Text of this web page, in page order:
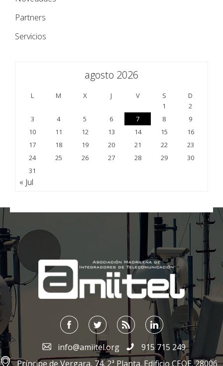
Partners
Servicios
agosto 2026
L M X J V S
D
1
2
3
4 5 6 7 8
9
10
11 12 13 14 15
16
17
18 19 20 21 22
23
24
25 26 27 28 29
30
31
« Jul
;
info@amiitel.org
915 715 249
Príncipe de Vergara, 74. 2ª Planta. Edificio CEOE. 28006